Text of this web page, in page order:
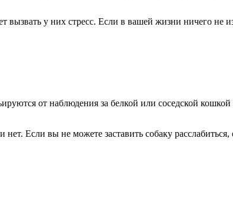
у них стресс. Если в вашей жизни ничего не
от наблюдения за белкой или соседской кошкой
Если вы не можете заставить собаку расслабиться,